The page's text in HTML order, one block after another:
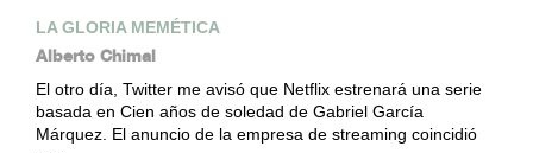
LA GLORIA MEMÉTICA
Alberto Chimal
El otro día, Twitter me avisó que Netflix estrenará una serie
basada en Cien años de soledad de Gabriel García
Márquez. El anuncio de la empresa de streaming coincidió